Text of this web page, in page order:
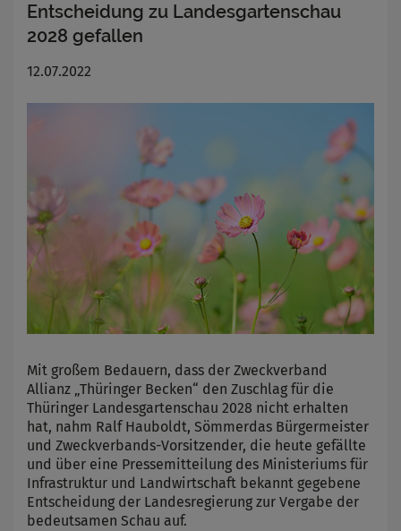
Entscheidung zu Landesgartenschau
2028 gefallen
12.07.2022
Mit großem Bedauern, dass der Zweckverband
Allianz „Thüringer Becken“ den Zuschlag für die
Thüringer Landesgartenschau 2028 nicht erhalten
hat, nahm Ralf Hauboldt, Sömmerdas Bürgermeister
und Zweckverbands-Vorsitzender, die heute gefällte
und über eine Pressemitteilung des Ministeriums für
Infrastruktur und Landwirtschaft bekannt gegebene
Entscheidung der Landesregierung zur Vergabe der
bedeutsamen Schau auf.